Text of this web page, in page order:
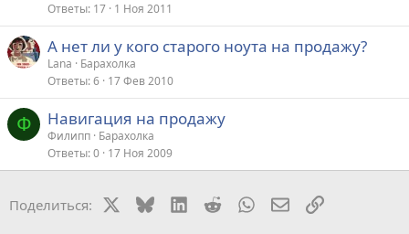
Ответы 17 1 Ноя 2011
А нет ли у кого старого ноута на продажу?
Lana
Барахолка
Ответы 6 17 Фев 2010
Ф Навигация на продажу
Филипп Барахолка
Ответы 0 17 Ноя 2009
Поделиться: BlueskyLinkedIn
RedditWhatsAppЭлектронная
Ссылка